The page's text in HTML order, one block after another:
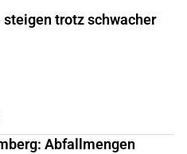
trotz schwacher
Abfallmengen